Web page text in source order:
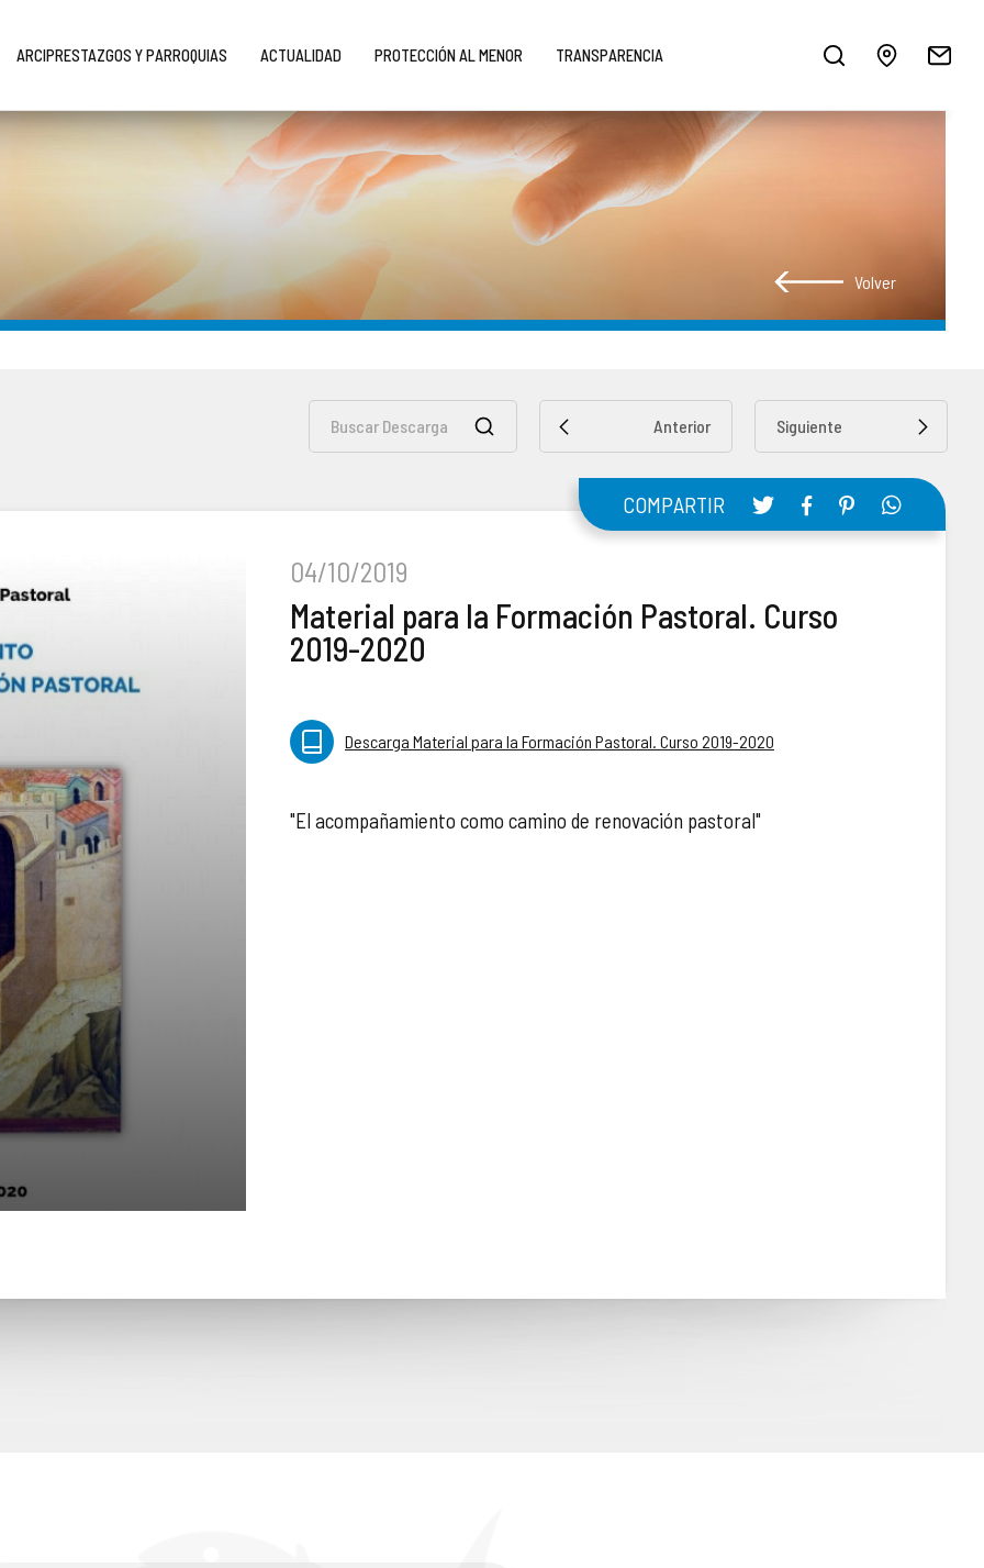
ARCIPRESTAZGOS Y PARROQUIAS ACTUALIDAD PROTECCIÓN AL MENOR TRANSPARENCIA
Volver
Anterior Siguiente
04/10/2019
COMPARTIR
Material para la Formación Pastoral. Curso
2019-2020
Descarga Material para la Formación Pastoral. Curso 2019-2020
"El acompañamiento como camino de renovación pastoral"